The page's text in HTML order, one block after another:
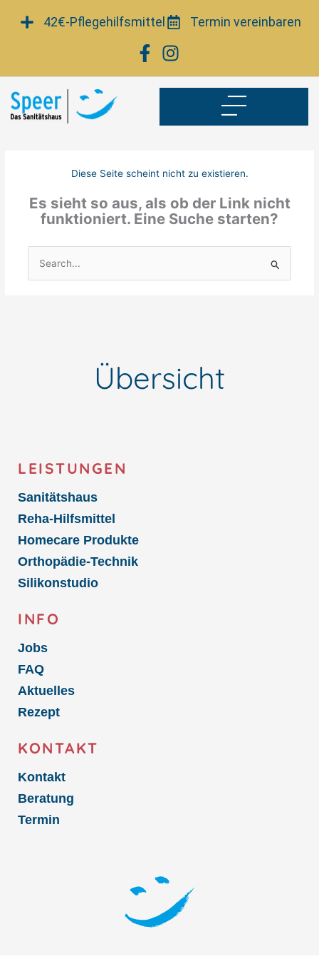
Inhalt
42€-Pflegehilfsmittel Termin vereinbaren
Diese Seite scheint nicht zu existieren.
Es sieht so aus, als ob der Link nicht
funktioniert. Eine Suche starten?
Suchen
nach:
Übersicht
LEISTUNGEN
Sanitätshaus
Reha-Hilfsmittel
Homecare Produkte
Orthopädie-Technik
Silikonstudio
INFO
Jobs
FAQ
Aktuelles
Rezept
KONTAKT
Kontakt
Beratung
Termin